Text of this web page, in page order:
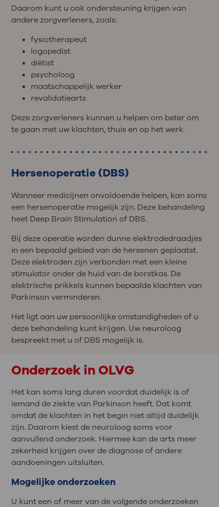
Daarom kunt u ook ondersteuning krijgen van
andere zorgverleners, zoals:
fysiotherapeut
logopedist
diëtist
psycholoog
maatschappelijk werker
revalidatiearts
Deze zorgverleners kunnen u helpen om beter om
te gaan met uw klachten, thuis en op het werk.
Hersenoperatie (DBS)
Wanneer medicijnen onvoldoende helpen, kan soms
een hersenoperatie mogelijk zijn. Deze behandeling
heet Deep Brain Stimulation of DBS.
Bij deze operatie worden dunne elektrodedraadjes
in een bepaald gebied van de hersenen geplaatst.
Deze elektroden zijn verbonden met een kleine
stimulator onder de huid van de borstkas. De
elektrische prikkels kunnen bepaalde klachten van
Parkinson verminderen.
Het ligt aan uw persoonlijke omstandigheden of u
deze behandeling kunt krijgen. Uw neuroloog
bespreekt met u of DBS mogelijk is.
Onderzoek in OLVG
Het kan soms lang duren voordat duidelijk is of
iemand de ziekte van Parkinson heeft. Dat komt
omdat de klachten in het begin niet altijd duidelijk
zijn. Daarom kiest de neuroloog soms voor
aanvullend onderzoek. Hiermee kan de arts meer
zekerheid krijgen over de diagnose of andere
aandoeningen uitsluiten.
Mogelijke onderzoeken
U kunt een of meer van de volgende onderzoeken